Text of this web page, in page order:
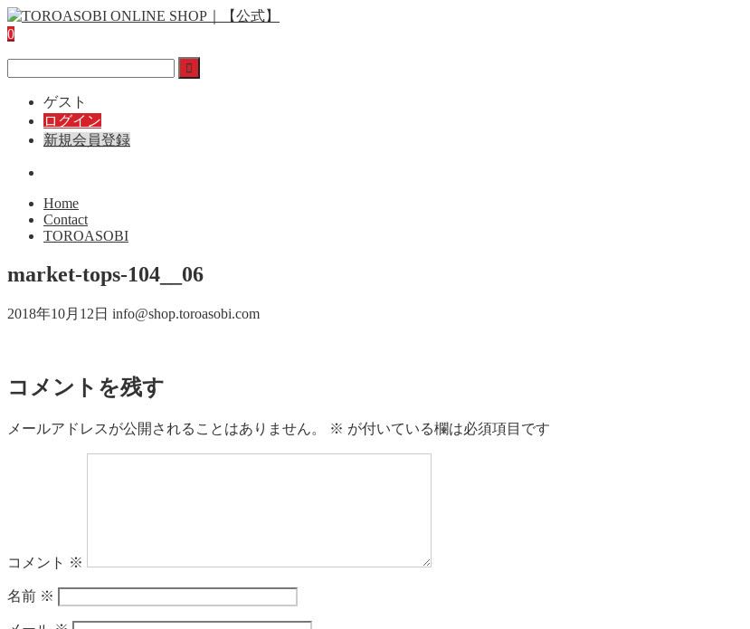
0
ゲスト
ログイン
新規会員登録
Home
Contact
TOROASOBI
market-tops-104__06
2018年10月12日 info@shop.toroasobi.com
コメントを残す
メールアドレスが公開されることはありません。 ※ が付いている欄は必須項目です
コメント ※
名前 ※